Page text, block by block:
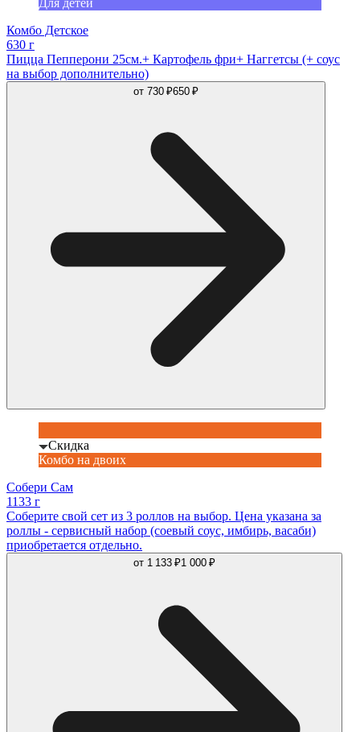
Комбо Детское
630 г
Пицца Пепперони 25см.+ Картофель фри+ Наггетсы (+ соус
на выбор дополнительно)
от 730 ₽650 ₽
Скидка
Комбо на двоих
Собери Сам
1133 г
Соберите свой сет из 3 роллов на выбор. Цена указана за
роллы - сервисный набор (соевый соус, имбирь, васаби)
приобретается отдельно.
от 1 133 ₽1 000 ₽